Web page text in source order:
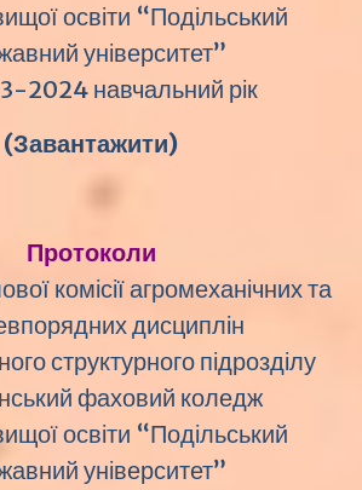
освіти “Подільський
університет”
2024 навчальний рік
(Завантажити)
Протоколи
комісії агромеханічних та
дисциплін
структурного підрозділу
фаховий коледж
освіти “Подільський
університет”